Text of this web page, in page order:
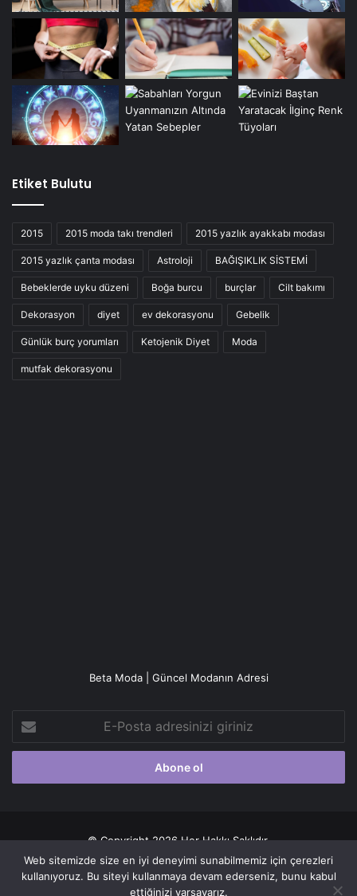
Etiket Bulutu
2015 2015 moda takı trendleri 2015 yazlık ayakkabı modası
2015 yazlık çanta modası Astroloji BAĞIŞIKLIK SİSTEMİ
Bebeklerde uyku düzeni Boğa burcu burçlar Cilt bakımı
Dekorasyon diyet ev dekorasyonu Gebelik
Günlük burç yorumları Ketojenik Diyet Moda
mutfak dekorasyonu
Beta Moda | Güncel Modanın Adresi
Posta
adresinizi
© Copyright 2026 Her Hakkı Saklıdır.
Gizlilik politikası
Web sitemizde size en iyi deneyimi sunabilmemiz için çerezleri
kullanıyoruz. Bu siteyi kullanmaya devam ederseniz, bunu kabul
ettiğinizi varsayarız.